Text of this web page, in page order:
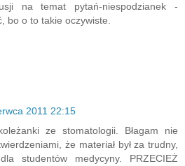
na temat pytań-niespodzianek -
bo o to takie oczywiste.
2011 22:15
ze stomatologii. Błagam nie
że materiał był za trudny,
studentów medycyny. PRZECIEŻ